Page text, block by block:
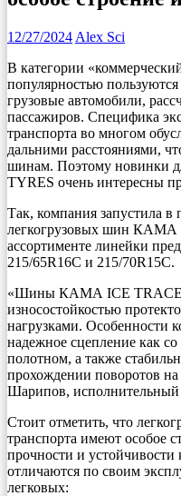
12/27/2024 Alex Sci
В категории
популярностью
грузовые автомобили,
пассажиров. Специфика
транспорта во многом
дальними расстояниями,
шинам. Поэтому новинки
TYRES очень интересны
Так, компания запустила в
легкогрузовых шин КАМА
ассортименте линейки
215/65R16С и 215/70R15С.
«Шины КАМА ICE TRACE
износостойкостью
нагрузками. Особенности
надежное сцепление как
полотном, а также
прохождении поворотов
Шарипов, исполнительный
Стоит отметить, что
транспорта имеют особое
прочности и
отличаются по своим
легковых: